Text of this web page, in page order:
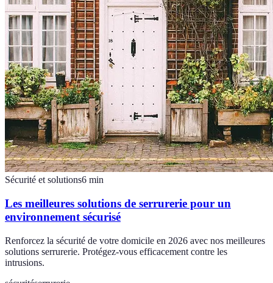
Sécurité et solutions6 min
Les meilleures solutions de serrurerie pour un
environnement sécurisé
Renforcez la sécurité de votre domicile en 2026 avec nos meilleures
solutions serrurerie. Protégez-vous efficacement contre les
intrusions.